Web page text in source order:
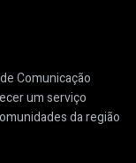
Comunicação
um serviço
da região